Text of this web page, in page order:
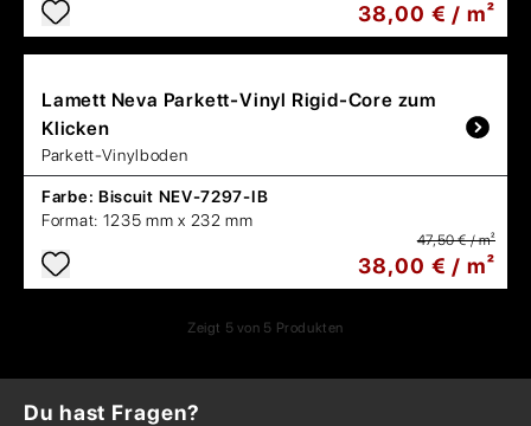
38,00 € / m²
Lamett Neva Parkett-Vinyl Rigid-Core zum
Klicken
Parkett-Vinylboden
Farbe: Biscuit NEV-7297-IB
Format: 1235 mm x 232 mm
47,50 € / m²
38,00 € / m²
Zeigt 5 von 5 Produkten
Du hast Fragen?